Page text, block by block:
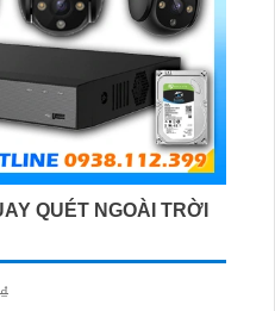
QUÉT NGOÀI TRỜI